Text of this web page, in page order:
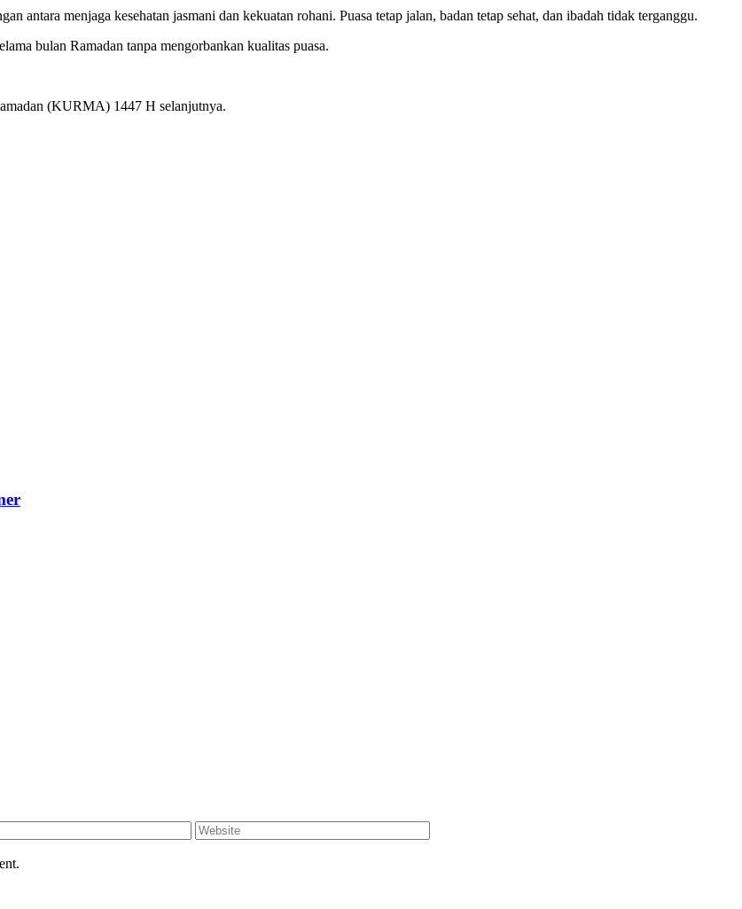
antara menjaga kesehatan jasmani dan kekuatan rohani. Puasa tetap jalan, badan tetap sehat, dan ibadah tidak terganggu.
bulan Ramadan tanpa mengorbankan kualitas puasa.
(KURMA) 1447 H selanjutnya.